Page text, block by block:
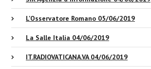
L'Osservatore Romano 05/06/2019
La Salle Italia 04/06/2019
IT.RADIOVATICANA.VA 04/06/2019